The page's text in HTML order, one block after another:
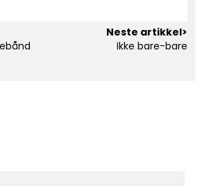
Neste artikkel>
Ikke bare-bare